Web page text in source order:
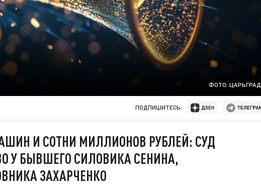
ФОТО: ЦАРЬГРАД
ПОДПИШИТЕСЬ:
И СОТНИ МИЛЛИОНОВ РУБЛЕЙ: СУД
У БЫВШЕГО СИЛОВИКА СЕНИНА,
ЗАХАРЧЕНКО